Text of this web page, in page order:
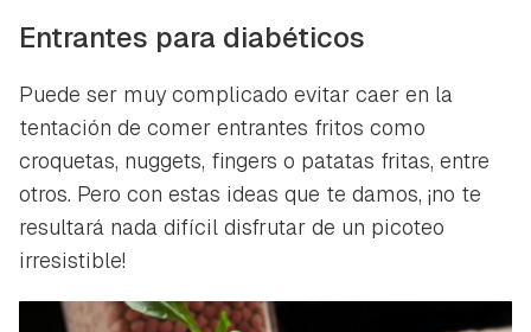
Entrantes para diabéticos
Puede ser muy complicado evitar caer en la
tentación de comer entrantes fritos como
croquetas, nuggets, fingers o patatas fritas, entre
otros. Pero con estas ideas que te damos, ¡no te
resultará nada difícil disfrutar de un picoteo
irresistible!